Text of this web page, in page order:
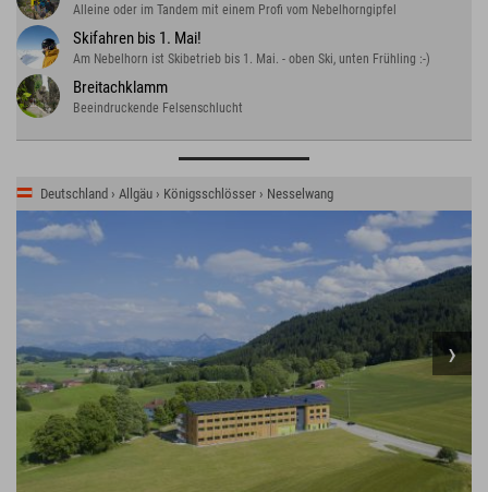
Alleine oder im Tandem mit einem Profi vom Nebelhorngipfel
Skifahren bis 1. Mai!
Am Nebelhorn ist Skibetrieb bis 1. Mai. - oben Ski, unten Frühling :-)
Breitachklamm
Beeindruckende Felsenschlucht
Deutschland › Allgäu › Königsschlösser › Nesselwang